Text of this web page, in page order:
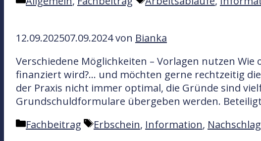
e
o
r
i
e
n
l
g
w
ö
r
t
e
12.09.202507.09.2024von Bianka
Verschiedene Möglichkeiten – Vorlagen nutzen
finanziert wird?… und möchten gerne rechtzeitig
der Praxis nicht immer optimal, die Gründe sind
Grundschuldformulare übergeben werden.
K
Fachbeitrag
S
Erbschein, Information,